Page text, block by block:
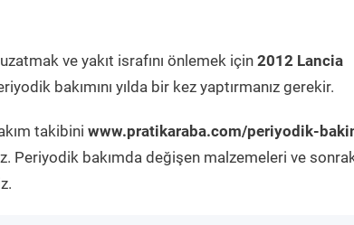
ve yakıt israfını önlemek için 2012 Lancia
bakımını yılda bir kez yaptırmanız gerekir.
takibini www.pratikaraba.com/periyodik-
Periyodik bakımda değişen malzemeleri ve